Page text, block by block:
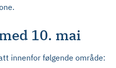
10. mai
innenfor følgende område: